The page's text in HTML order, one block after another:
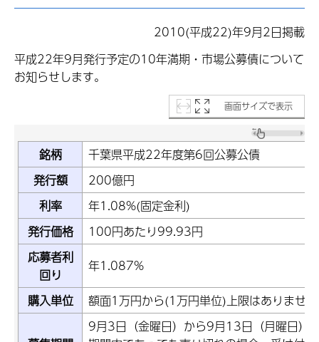
2010(平成22)年9月2日掲載
平成22年9月発行予定の10年満期・市場公募債について
お知らせします。
画面サイズで表示
銘柄
千葉県平成22年度第6回公募公債
発行額
200億円
利率
年1.08%(固定金利)
発行価格
100円あたり99.93円
応募者利
回り
年1.087%
購入単位
額面1万円から(1万円単位)上限はありませ
9月3日（金曜日）から9月13日（月曜日）